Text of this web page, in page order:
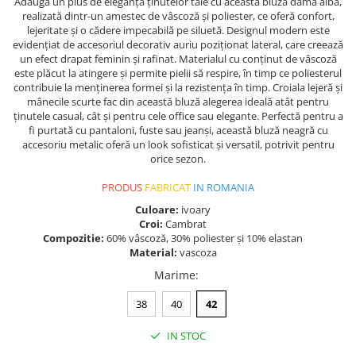
realizată dintr-un amestec de vâscoză și poliester, ce oferă confort,
lejeritate și o cădere impecabilă pe siluetă. Designul modern este
evidențiat de accesoriul decorativ auriu poziționat lateral, care creează
un efect drapat feminin și rafinat. Materialul cu conținut de vâscoză
este plăcut la atingere și permite pielii să respire, în timp ce poliesterul
contribuie la menținerea formei și la rezistența în timp. Croiala lejeră și
mânecile scurte fac din această bluză alegerea ideală atât pentru
ținutele casual, cât și pentru cele office sau elegante. Perfectă pentru a
fi purtată cu pantaloni, fuste sau jeanși, această bluză neagră cu
accesoriu metalic oferă un look sofisticat și versatil, potrivit pentru
orice sezon.
PRODUS FABRICAT IN ROMANIA
Culoare: ivoary
Croi: Cambrat
Compozitie: 60% vâscoză, 30% poliester și 10% elastan
Material: vascoza
Marime:
38 40 42
IN STOC